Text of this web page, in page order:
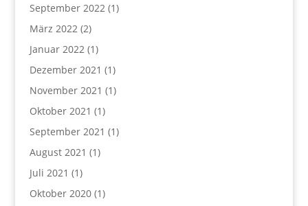
September 2022(1)
März 2022(2)
Januar 2022(1)
Dezember 2021 (1)
November 2021 (1)
Oktober 2021 (1)
September 2021 (1)
August 2021 (1)
Juli 2021 (1)
Oktober 2020(1)